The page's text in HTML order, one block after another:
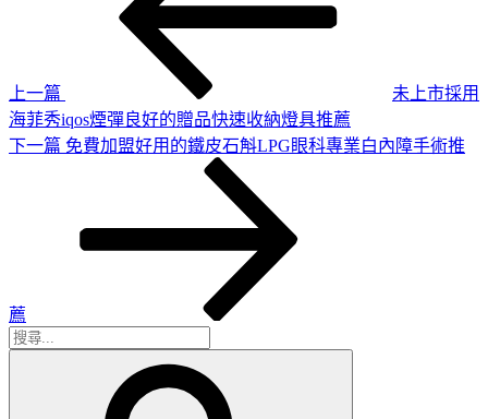
上一篇
未上市採用
海菲秀iqos煙彈良好的贈品快速收納燈具推薦
下
下一篇 免費加盟好用的鐵皮石斛LPG眼科專業白內障手術推
薦
搜